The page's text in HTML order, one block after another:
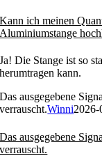
Kann ich meinen
Aluminiumstange
Ja! Die Stange ist so
herumtragen kann.
Das ausgegebene
verrauscht.Winni
Das ausgegebene
verrauscht.